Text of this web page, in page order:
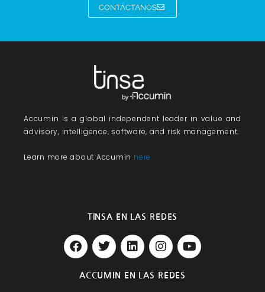
CONTÁCTANOS
Accumin is a global independent leader in value and
advisory, intelligence, software, and risk management.
Learn more about Accumin here
TINSA EN LAS REDES
F
a
e
T
w
t
L
i
k
I
n
t
Y
o
ACCUMIN EN LAS REDES